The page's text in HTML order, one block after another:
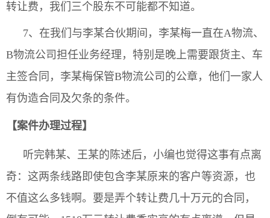
转让费，我们三个股东不可能都不知道。
7、在我们与李某合伙期间，李某梅一直在A物流、
B物流公司担任业务经理，特别是晚上需要跟货主、车
主签合同，李某梅保管B物流公司的公章，他们一家人
有伪造合同及欠条的条件。
【案件办理过程】
听完韩某、王某的陈述后，小编也觉得这事有点离
奇：这两条线路即使包含李某原来的客户等资源，也
不值这么多钱啊。要是弄个转让费几十万元的合同，